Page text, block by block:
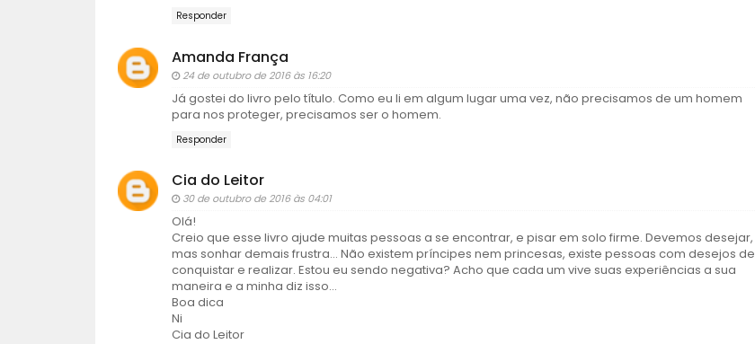
Responder
Amanda França
24 de outubro de 2016 às 16:20
Já gostei do livro pelo título. Como eu li em algum lugar uma vez, não precisamos de um homem
para nos proteger, precisamos ser o homem.
Responder
Cia do Leitor
30 de outubro de 2016 às 04:01
Olá!
Creio que esse livro ajude muitas pessoas a se encontrar, e pisar em solo firme. Devemos desejar,
mas sonhar demais frustra... Não existem príncipes nem princesas, existe pessoas com desejos de
conquistar e realizar. Estou eu sendo negativa? Acho que cada um vive suas experiências a sua
maneira e a minha diz isso...
Boa dica
Ni
Cia do Leitor